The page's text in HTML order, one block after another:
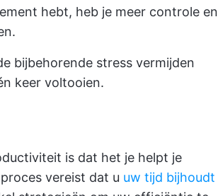
hebt, heb je meer controle en
bijbehorende stress vermijden
keer voltooien.
is dat het je helpt je
vereist dat u uw tijd bijhoudt